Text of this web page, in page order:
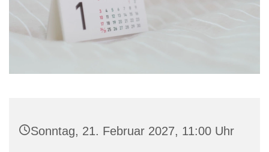
Sonntag, 21. Februar 2027, 11:00 Uhr